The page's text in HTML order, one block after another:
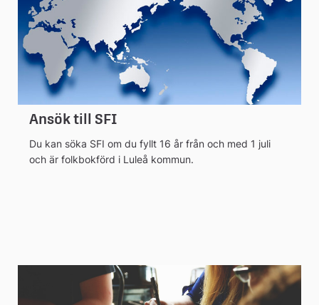
Ansök till SFI
Du kan söka SFI om du fyllt 16 år från och med 1 juli
och är folkbokförd i Luleå kommun.